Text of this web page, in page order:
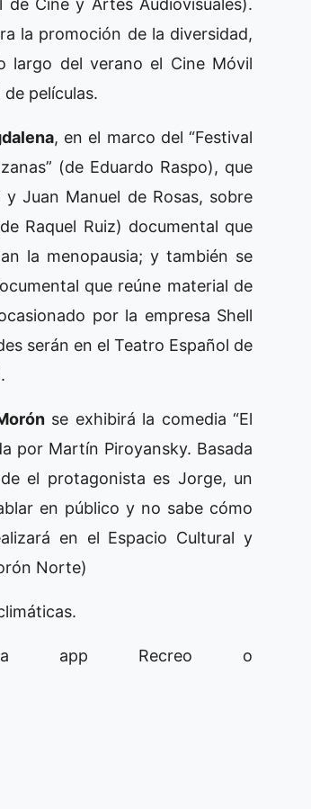
Cine y Artes Audiovisuales).
la promoción de la diversidad,
largo del verano el Cine Móvil
películas.
, en el marco del “Festival
(de Eduardo Raspo), que
Juan Manuel de Rosas, sobre
Raquel Ruiz) documental que
la menopausia; y también se
que reúne material de
por la empresa Shell
serán en el Teatro Español de
se exhibirá la comedia “El
por Martín Piroyansky. Basada
el protagonista es Jorge, un
en público y no sabe cómo
en el Espacio Cultural y
Norte)
la app Recreo o